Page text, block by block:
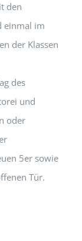
den
einmal im
der Klassen
des
und
oder
5er sowie
Tür.